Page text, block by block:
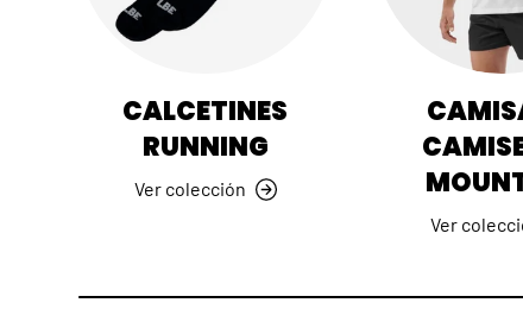
CALCETINES
RUNNING
Ver colección
Ver